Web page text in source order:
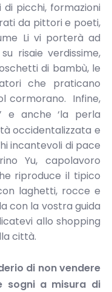
picchi, formazioni
da pittori e poeti,
Li vi porterà ad
risaie verdissime,
di bambù, le
che praticano
cormorano. Infine,
e anche ‘la perla
occidentalizzata e
incantevoli di pace
Yu, capolavoro
riproduce il tipico
laghetti, rocce e
con la vostra guida
allo shopping
città.
di non vendere
sogni a misura di